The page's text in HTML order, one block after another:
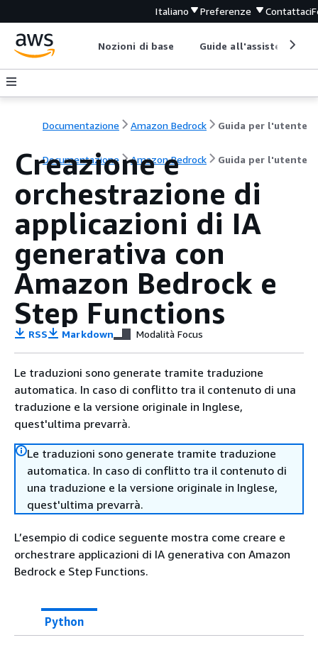
Italiano Preferenze Contattaci
Nozioni di base Guide all'assistenza
Documentazione Amazon Bedrock Guida per l'utente
Documentazione Amazon Bedrock Guida per l'utente
Creazione e
orchestrazione di
applicazioni di IA
generativa con
Amazon Bedrock e
Step Functions
RSS Markdown Modalità Focus
Le traduzioni sono generate tramite traduzione
automatica. In caso di conflitto tra il contenuto di una
traduzione e la versione originale in Inglese,
quest'ultima prevarrà.
Le traduzioni sono generate tramite traduzione
automatica. In caso di conflitto tra il contenuto di
una traduzione e la versione originale in Inglese,
quest'ultima prevarrà.
L’esempio di codice seguente mostra come creare e
orchestrare applicazioni di IA generativa con Amazon
Bedrock e Step Functions.
Python